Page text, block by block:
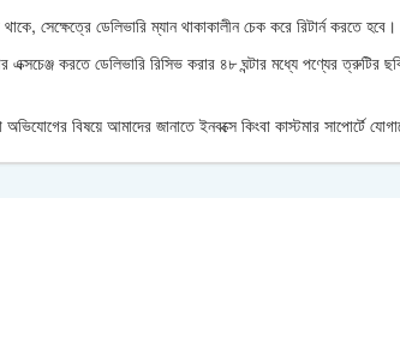
সেক্ষেত্রে ডেলিভারি ম্যান থাকাকালীন চেক করে রিটার্ন করতে
করতে ডেলিভারি রিসিভ করার ৪৮ ঘন্টার মধ্যে পণ্যের ত্রুটির
বিষয়ে আমাদের জানাতে ইনবক্সে কিংবা কাস্টমার সাপোর্টে